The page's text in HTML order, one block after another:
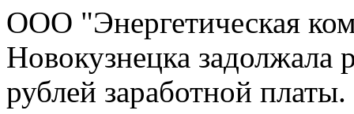
ООО "Энергетическая
Новокузнецка задолжала
рублей заработной платы.